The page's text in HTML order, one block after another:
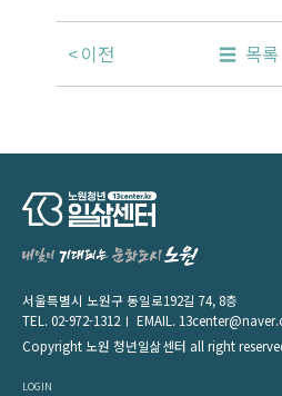
이전 목록
서울특별시 노원구 동일로192길 74, 8층
TEL.02-972-1312 EMAIL.
Copyright 노원 청년일삶센터 all right
LOGIN